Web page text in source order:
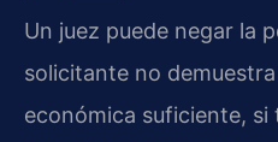
Un juez puede negar la
solicitante no
económica suficiente,